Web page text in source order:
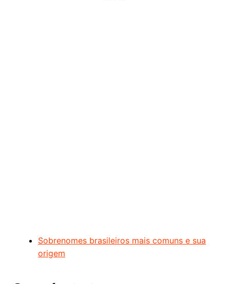
Sobrenomes brasileiros mais comuns e sua
origem